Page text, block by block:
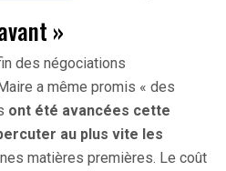
»
des négociations
a même promis « des
ont été avancées cette
au plus vite les
matières premières. Le coût